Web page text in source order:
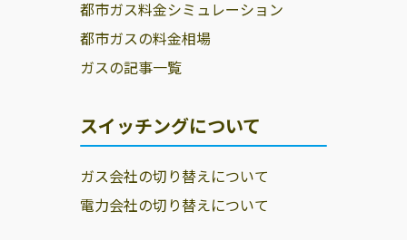
都市ガス料金シミュレーション
都市ガスの料金相場
ガスの記事一覧
スイッチングについて
ガス会社の切り替えについて
電力会社の切り替えについて